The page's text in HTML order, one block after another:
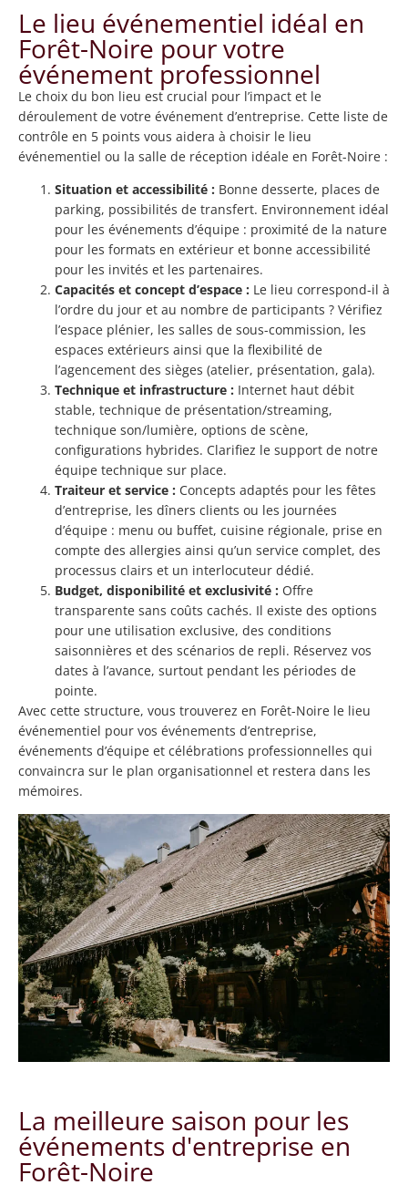
Le lieu événementiel idéal en
Forêt-Noire pour votre
événement professionnel
Le choix du bon lieu est crucial pour l’impact et le
déroulement de votre événement d’entreprise. Cette liste de
contrôle en 5 points vous aidera à choisir le lieu
événementiel ou la salle de réception idéale en Forêt-Noire :
Situation et accessibilité : Bonne desserte, places de
parking, possibilités de transfert. Environnement idéal
pour les événements d’équipe : proximité de la nature
pour les formats en extérieur et bonne accessibilité
pour les invités et les partenaires.
Capacités et concept d’espace : Le lieu correspond-il à
l’ordre du jour et au nombre de participants ? Vérifiez
l’espace plénier, les salles de sous-commission, les
espaces extérieurs ainsi que la flexibilité de
l’agencement des sièges (atelier, présentation, gala).
Technique et infrastructure : Internet haut débit
stable, technique de présentation/streaming,
technique son/lumière, options de scène,
configurations hybrides. Clarifiez le support de notre
équipe technique sur place.
Traiteur et service : Concepts adaptés pour les fêtes
d’entreprise, les dîners clients ou les journées
d’équipe : menu ou buffet, cuisine régionale, prise en
compte des allergies ainsi qu’un service complet, des
processus clairs et un interlocuteur dédié.
Budget, disponibilité et exclusivité : Offre
transparente sans coûts cachés. Il existe des options
pour une utilisation exclusive, des conditions
saisonnières et des scénarios de repli. Réservez vos
dates à l’avance, surtout pendant les périodes de
pointe.
Avec cette structure, vous trouverez en Forêt-Noire le lieu
événementiel pour vos événements d’entreprise,
événements d’équipe et célébrations professionnelles qui
convaincra sur le plan organisationnel et restera dans les
mémoires.
La meilleure saison pour les
événements d'entreprise en
Forêt-Noire